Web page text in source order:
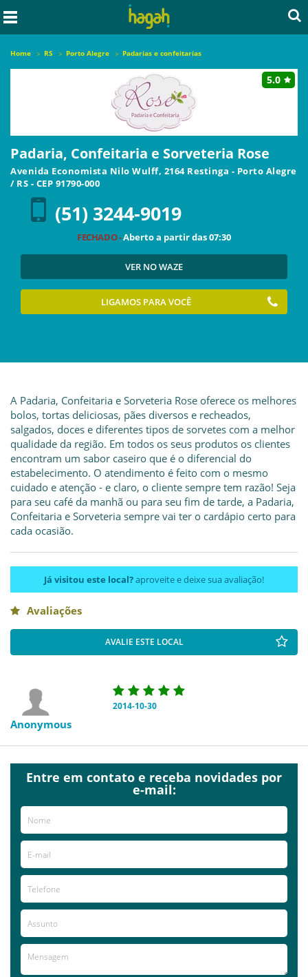
Home RS Porto Alegre Padarias e confeitarias
5.0
Padaria, Confeitaria e Sorveteria Rose
Avenida Economista Nilo Wulff, 2164 Restinga - Porto Alegre
/ RS - CEP 91790-000
(51) 3244-9019
FECHADO -Aberto a partir das07:30
VER NO WAZE
LIGAMOS PARA VOCÊ
A Padaria, Confeitaria e Sorveteria Rose oferece os melhores
bolos, tortas deliciosas, pães diversos e recheados,
salgados, doces e diferentes tipos de sorvetes com a melhor
qualidade da região. Em todos os seus produtos os clientes
encontram um sabor caseiro que é o diferencial do
estabelecimento. O atendimento é feito com o mesmo
cuidado e atenção - e claro, o cliente sempre tem razão! Seja
para seu café da manhã ou para seu fim de tarde, a Padaria,
Confeitaria e Sorveteria sempre vai ter o cardápio certo para
cada ocasião.
Já visitou este local?aproveite e deixe sua avaliação!
Avaliações
AVALIE ESTE LOCAL
Anonymous
2014-10-30
Entre em contato e receba novidades por
e-mail: